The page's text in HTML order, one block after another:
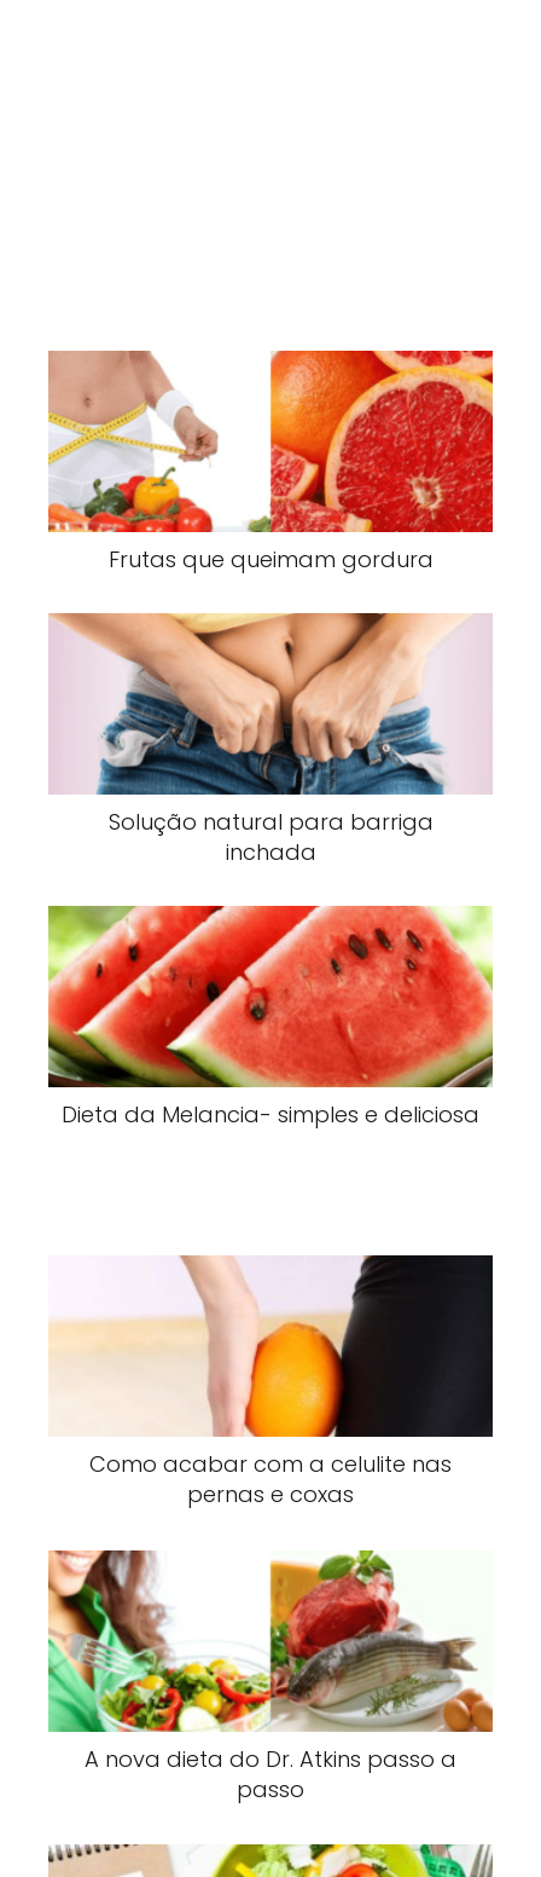
Frutas que queimam gordura
Solução natural para barriga
inchada
Dieta da Melancia- simples e deliciosa
Como acabar com a celulite nas
pernas e coxas
A nova dieta do Dr. Atkins passo a
passo